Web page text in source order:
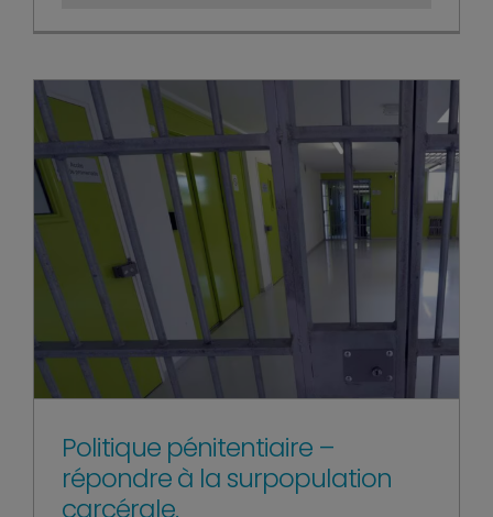
Politique pénitentiaire –
répondre à la surpopulation
carcérale.